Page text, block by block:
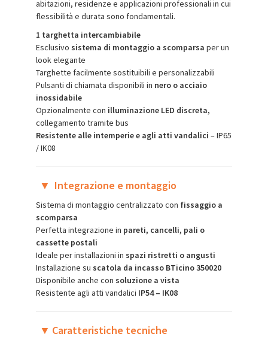
abitazioni, residenze e applicazioni professionali in cui
flessibilità e durata sono fondamentali.
1 targhetta intercambiabile
Esclusivo sistema di montaggio a scomparsa per un
look elegante
Targhette facilmente sostituibili e personalizzabili
Pulsanti di chiamata disponibili in nero o acciaio
inossidabile
Opzionalmente con illuminazione LED discreta,
collegamento tramite bus
Resistente alle intemperie e agli atti vandalici – IP65
/ IK08
▼ Integrazione e montaggio
Sistema di montaggio centralizzato con fissaggio a
scomparsa
Perfetta integrazione in pareti, cancelli, pali o
cassette postali
Ideale per installazioni in spazi ristretti o angusti
Installazione su scatola da incasso BTicino 350020
Disponibile anche con soluzione a vista
Resistente agli atti vandalici IP54 – IK08
▼ Caratteristiche tecniche